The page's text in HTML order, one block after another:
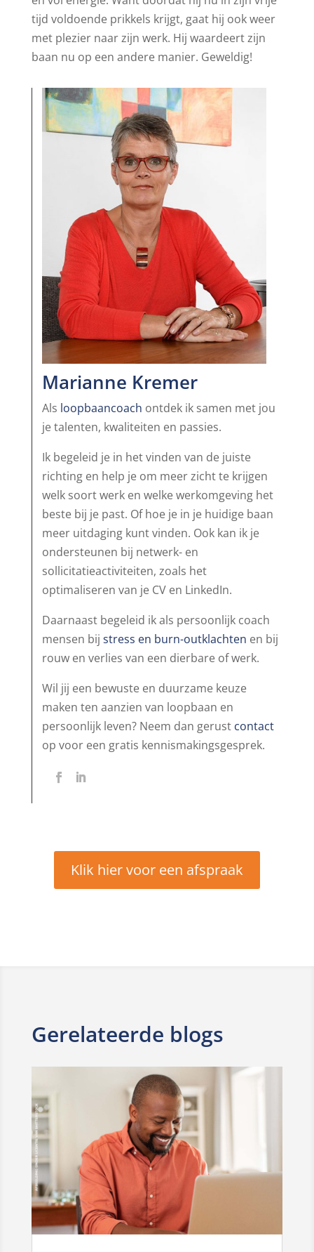
tijd voldoende prikkels krijgt, gaat hij ook weer
met plezier naar zijn werk. Hij waardeert zijn
baan nu op een andere manier. Geweldig!
Marianne Kremer
Als loopbaancoach ontdek ik samen met jou
je talenten, kwaliteiten en passies.
Ik begeleid je in het vinden van de juiste
richting en help je om meer zicht te krijgen
welk soort werk en welke werkomgeving het
beste bij je past. Of hoe je in je huidige baan
meer uitdaging kunt vinden. Ook kan ik je
ondersteunen bij netwerk- en
sollicitatieactiviteiten, zoals het
optimaliseren van je CV en LinkedIn.
Daarnaast begeleid ik als persoonlijk coach
mensen bij stress en burn-outklachten en bij
rouw en verlies van een dierbare of werk.
Wil jij een bewuste en duurzame keuze
maken ten aanzien van loopbaan en
persoonlijk leven? Neem dan gerust contact
op voor een gratis kennismakingsgesprek.
Klik hier voor een afspraak
Gerelateerde blogs